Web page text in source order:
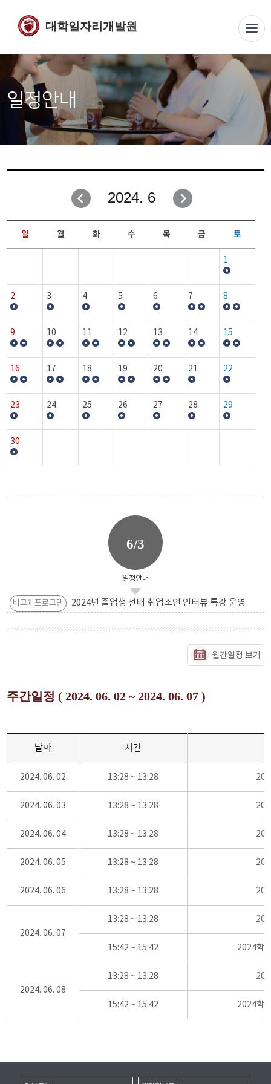
대학일자리개발원
일정안내
2024. 6
일 월 화 수 목 금 토
1
2 3 4 5 6 7 8
9 10 11 12 13 14 15
16 17 18 19 20 21 22
23 24 25 26 27 28 29
30
6/3
일정안내
비교과프로그램 2024년 졸업생 선배 취업조언 인터뷰 특강 운영
월간일정 보기
주간일정 ( 2024. 06. 02 ~ 2024. 06. 07 )
날짜 시간
2024. 06. 02 13:28 ~ 13:28
2024. 06. 03 13:28 ~ 13:28
2024. 06. 04 13:28 ~ 13:28
2024. 06. 05 13:28 ~ 13:28
2024. 06. 06 13:28 ~ 13:28
2024. 06. 07
13:28 ~ 13:28
15:42 ~ 15:42 2024학
2024. 06. 08
13:28 ~ 13:28
15:42 ~ 15:42 2024학